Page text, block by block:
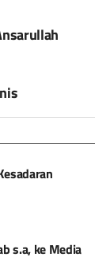
s.a, ke Media